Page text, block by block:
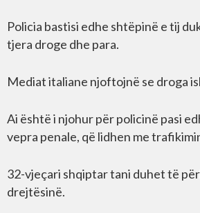
Policia bastisi edhe shtëpinë e tij
tjera droge dhe para.
Mediat italiane njoftojnë se droga
Ai është i njohur për policinë pasi
vepra penale, që lidhen me
32-vjeçari shqiptar tani duhet të
drejtësinë.